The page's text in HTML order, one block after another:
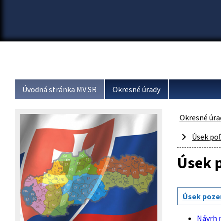
Úvodná stránka MV SR Okresné úrady
Okresné
Úsek
Úsek
Úsek
Návrh